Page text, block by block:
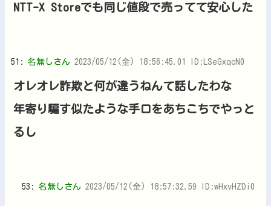
NTT-X Storeでも同じ値段で売ってて安心した
51: 名無しさん 2023/05/12(金) 18:56:45.01 ID:LSeGxqcN0
オレオレ詐欺と何が違うねんて話したわな
年寄り騙す似たような手口をあちこちでやっと
るし
53: 名無しさん 2023/05/12(金) 18:57:32.59 ID:wHxvHZDi0